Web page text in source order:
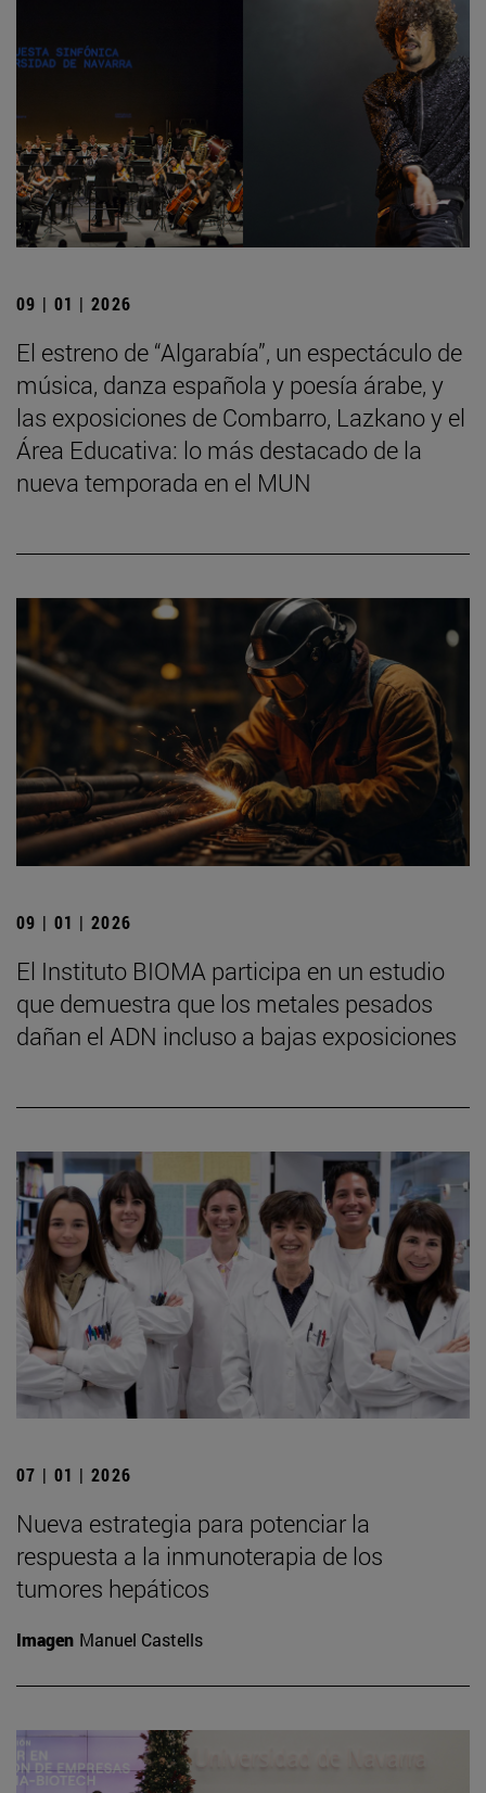
09 | 01 | 2026
El estreno de “Algarabía”, un espectáculo de
música, danza española y poesía árabe, y
las exposiciones de Combarro, Lazkano y el
Área Educativa: lo más destacado de la
nueva temporada en el MUN
09 | 01 | 2026
El Instituto BIOMA participa en un estudio
que demuestra que los metales pesados
dañan el ADN incluso a bajas exposiciones
07 | 01 | 2026
Nueva estrategia para potenciar la
respuesta a la inmunoterapia de los
tumores hepáticos
Imagen Manuel Castells